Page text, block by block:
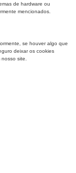
de hardware ou
mencionados.
se houver algo que
deixar os cookies
site.